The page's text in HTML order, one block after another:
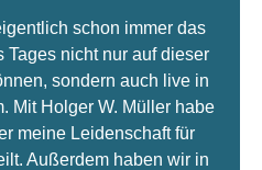
schon immer das
Tages nicht nur auf dieser
sondern auch live in
Mit Holger W. Müller habe
meine Leidenschaft für
Außerdem haben wir in